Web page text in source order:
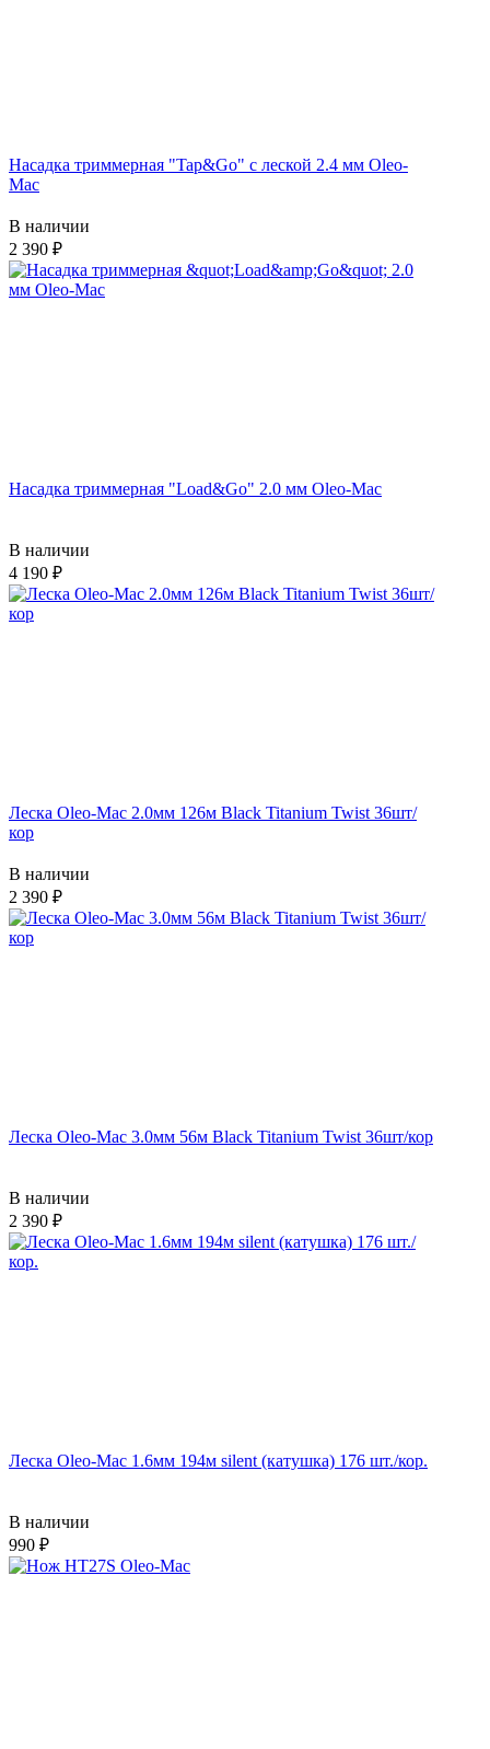
Насадка триммерная "Tap&Go" c леской 2.4 мм Oleo-
Mac
В наличии
2 390
Насадка триммерная "Load&Go" 2.0 мм Oleo-Mac
В наличии
4 190
Леска Oleo-Mac 2.0мм 126м Black Titanium Twist 36шт/
кор
В наличии
2 390
Леска Oleo-Mac 3.0мм 56м Black Titanium Twist 36шт/кор
В наличии
2 390
Леска Oleo-Mac 1.6мм 194м silent (катушка) 176 шт./кор.
В наличии
990